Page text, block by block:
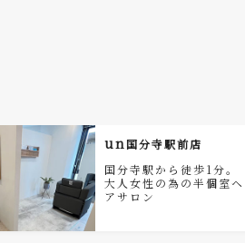
un国分寺駅前店
国分寺駅から徒歩1分。
大人女性の為の半個室ヘ
アサロン